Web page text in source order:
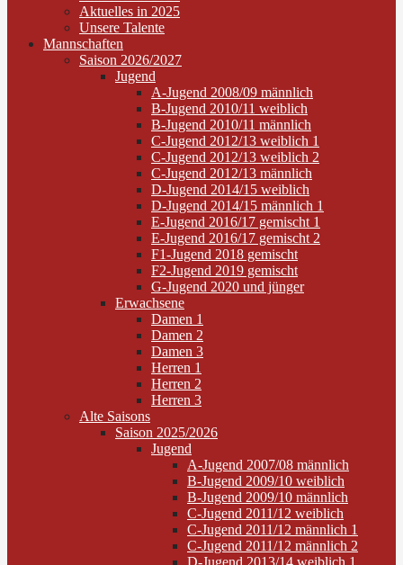
Aktuelles in 2025
Unsere Talente
Mannschaften
Saison 2026/2027
Jugend
A-Jugend 2008/09 männlich
B-Jugend 2010/11 weiblich
B-Jugend 2010/11 männlich
C-Jugend 2012/13 weiblich 1
C-Jugend 2012/13 weiblich 2
C-Jugend 2012/13 männlich
D-Jugend 2014/15 weiblich
D-Jugend 2014/15 männlich 1
E-Jugend 2016/17 gemischt 1
E-Jugend 2016/17 gemischt 2
F1-Jugend 2018 gemischt
F2-Jugend 2019 gemischt
G-Jugend 2020 und jünger
Erwachsene
Damen 1
Damen 2
Damen 3
Herren 1
Herren 2
Herren 3
Alte Saisons
Saison 2025/2026
Jugend
A-Jugend 2007/08 männlich
B-Jugend 2009/10 weiblich
B-Jugend 2009/10 männlich
C-Jugend 2011/12 weiblich
C-Jugend 2011/12 männlich 1
C-Jugend 2011/12 männlich 2
D-Jugend 2013/14 weiblich 1